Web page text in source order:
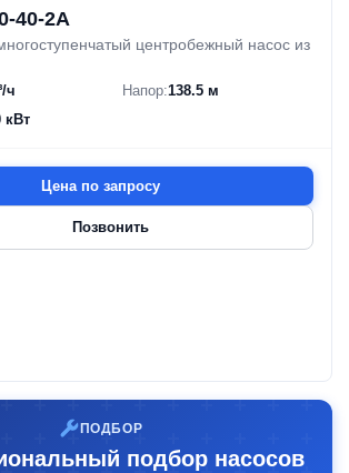
40-2A
центробежный насос из
ч Напор:138.5 м
кВт
Цена по запросу
Позвонить
ПОДБОР
подбор насосов